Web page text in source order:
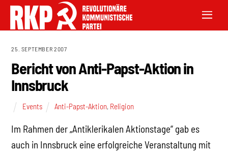
25. SEPTEMBER 2007
Bericht von Anti-Papst-Aktion in
Innsbruck
Events Anti-Papst-Aktion, Religion
Im Rahmen der „Antiklerikalen Aktionstage“ gab es
auch in Innsbruck eine erfolgreiche Veranstaltung mit